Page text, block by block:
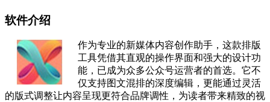
软件介绍
作为专业的新媒体内容创作助手，这款排版
工具凭借其直观的操作界面和强大的设计功
能，已成为众多公众号运营者的首选。它不
仅支持图文混排的深度编辑，更能通过灵活
的版式调整让内容呈现更符合品牌调性，为读者带来精致的视